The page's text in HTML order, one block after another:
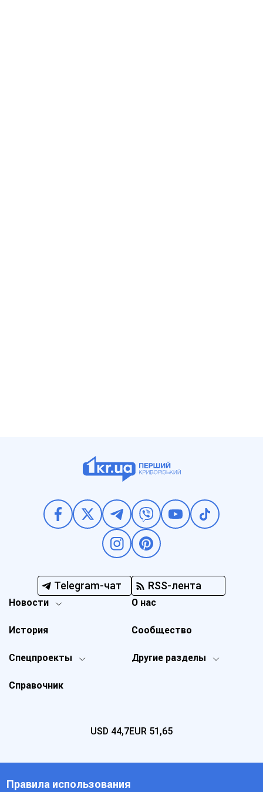
Telegram-чат RSS-лента
Новости
Спецпроекты Другие разделы
История
О нас
Справочник
Сообщество
USD 44,7EUR 51,65
Правила использования